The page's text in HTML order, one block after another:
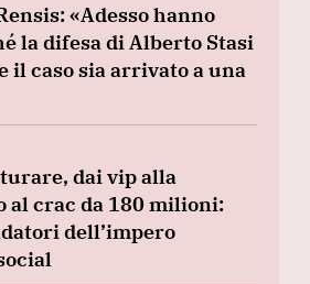
«Adesso hanno
la difesa di Alberto Stasi
il caso sia arrivato a una
dai vip alla
al crac da 180 milioni:
dell’impero